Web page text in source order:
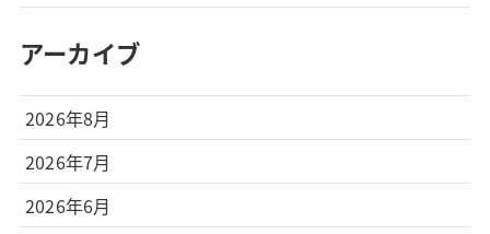
アーカイブ
2026年8月
2026年7月
2026年6月